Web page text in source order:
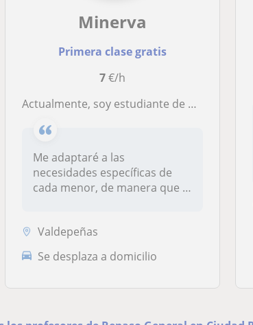
Minerva
Primera clase gratis
7€/h
Actualmente, soy estudiante de Educación Social y estoy interesada en llevar a la práctica los conocimientos que he aprendido durante estos tres años. Además, soy bastante responsable, organizada y estudiosa. Me gustaría impartir clases de refuerzo porque
Me adaptaré a las
necesidades específicas de
cada menor, de manera que la
Valdepeñas
Se desplaza a domicilio